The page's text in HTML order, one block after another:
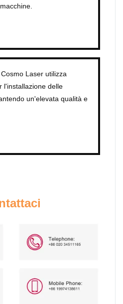
Cosmo Laser utilizza
l'installazione delle
un'elevata qualità e